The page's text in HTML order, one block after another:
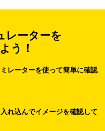
レーターを
う！
レーターを使って簡単に確認
れ込んでイメージを確認して